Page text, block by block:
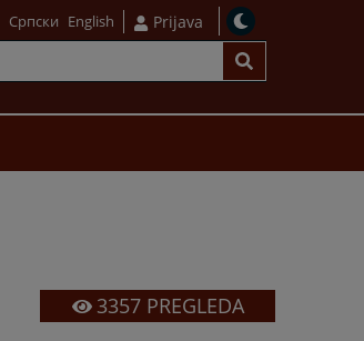
Српски English Prijava
3357PREGLEDA